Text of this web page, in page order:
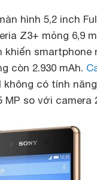
hình 5,2 inch
Z3+ mỏng 6,9
khiến
còn 2.930 mAh.
không có tính
MP so với